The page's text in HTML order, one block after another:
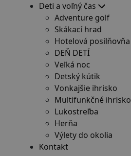
Deti a voľný čas
Adventure golf
Skákací hrad
Hotelová posilňovňa
DEŇ DETÍ
Veľká noc
Detský kútik
Vonkajšie ihrisko
Multifunkčné ihrisko
Lukostreľba
Herňa
Výlety do okolia
Kontakt